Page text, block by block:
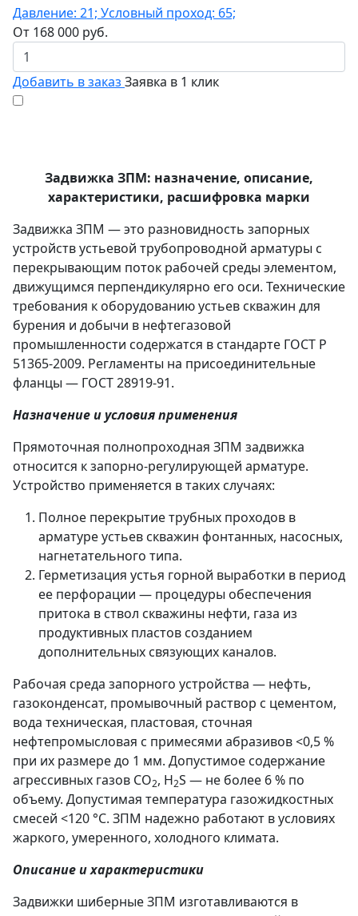
Давление: 21; Условный проход: 65;
От 168 000 руб.
Добавить в заказ Заявка в 1 клик
Задвижка ЗПМ: назначение, описание,
характеристики, расшифровка марки
Задвижка ЗПМ — это разновидность запорных
устройств устьевой трубопроводной арматуры с
перекрывающим поток рабочей среды элементом,
движущимся перпендикулярно его оси. Технические
требования к оборудованию устьев скважин для
бурения и добычи в нефтегазовой
промышленности содержатся в стандарте ГОСТ Р
51365-2009. Регламенты на присоединительные
фланцы — ГОСТ 28919-91.
Назначение и условия применения
Прямоточная полнопроходная ЗПМ задвижка
относится к запорно-регулирующей арматуре.
Устройство применяется в таких случаях:
Полное перекрытие трубных проходов в
арматуре устьев скважин фонтанных, насосных,
нагнетательного типа.
Герметизация устья горной выработки в период
ее перфорации — процедуры обеспечения
притока в ствол скважины нефти, газа из
продуктивных пластов созданием
дополнительных связующих каналов.
Рабочая среда запорного устройства — нефть,
газоконденсат, промывочный раствор с цементом,
вода техническая, пластовая, сточная
нефтепромысловая с примесями абразивов <0,5 %
при их размере до 1 мм. Допустимое содержание
агрессивных газов СО2, H2S — не более 6 % по
объему. Допустимая температура газожидкостных
смесей <120 °С. ЗПМ надежно работают в условиях
жаркого, умеренного, холодного климата.
Описание и характеристики
Задвижки шиберные ЗПМ изготавливаются в